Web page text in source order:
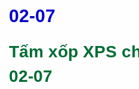
02-07
Tấm xốp XPS
02-07